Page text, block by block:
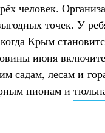
человек.
точек. У
Крым
июня
садам, лесам и
пионам и